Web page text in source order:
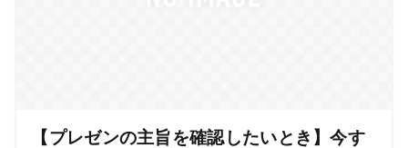
【プレゼンの主旨を確認したいとき】今す